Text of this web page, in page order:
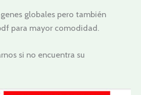
globales pero también
para mayor comodidad.
si no encuentra su